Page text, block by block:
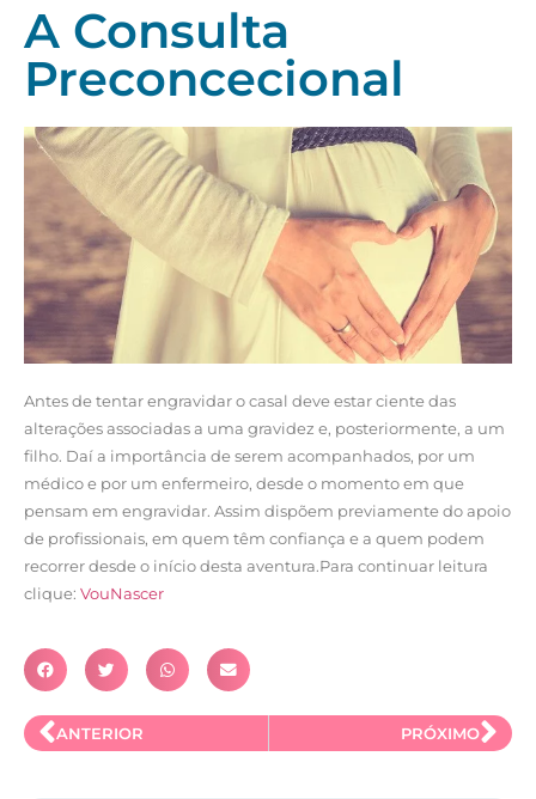
A Consulta
Preconcecional
Antes de tentar engravidar o casal deve estar ciente das
alterações associadas a uma gravidez e, posteriormente, a um
filho. Daí a importância de serem acompanhados, por um
médico e por um enfermeiro, desde o momento em que
pensam em engravidar. Assim dispõem previamente do apoio
de profissionais, em quem têm confiança e a quem podem
recorrer desde o início desta aventura.Para continuar leitura
clique: VouNascer
ANTERIOR PRÓXIMO